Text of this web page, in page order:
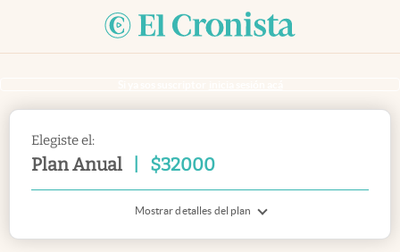
Elegiste el:
Plan Anual $32000
Mostrar detalles del plan